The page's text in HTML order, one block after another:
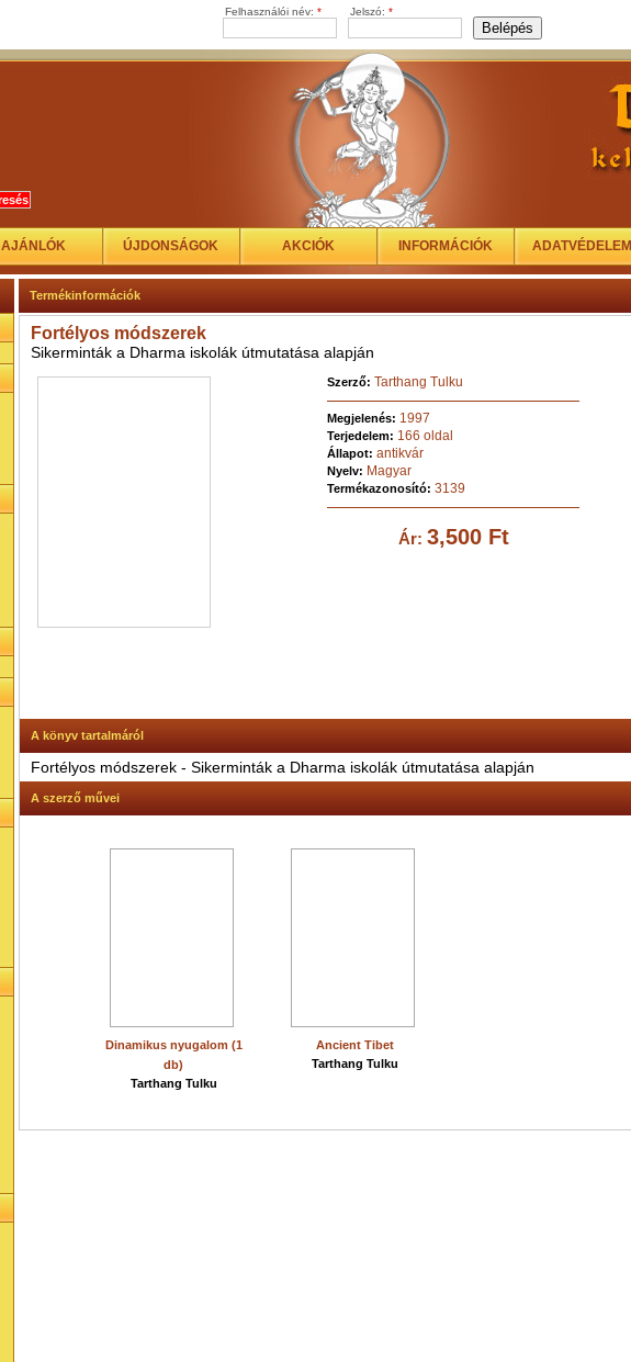
Felhasználói név: * Jelszó: *
AJÁNLÓK ÚJDONSÁGOK AKCIÓK INFORMÁCIÓK ADATVÉDELEM
Termékinformációk
Fortélyos módszerek
Sikerminták a Dharma iskolák útmutatása alapján
Szerző: Tarthang Tulku
Megjelenés: 1997
Terjedelem: 166 oldal
Állapot: antikvár
Nyelv: Magyar
Termékazonosító: 3139
Ár: 3,500 Ft
A könyv tartalmáról
Fortélyos módszerek - Sikerminták a Dharma iskolák útmutatása alapján
A szerző művei
Dinamikus nyugalom (1
db)
Tarthang Tulku
Ancient Tibet
Tarthang Tulku